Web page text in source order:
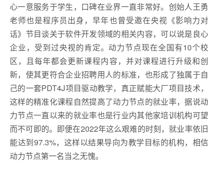
心一意服务于学生，口碑在业界一直非常好。创始人王勇
老师也是程序员出身，早年也曾受邀在央视《影响力对
话》节目谈关于软件开发领域的相关内容，可以说是良心
企业，受到过央视的肯定。动力节点现在全国有10个校
区，且每年都会更新课程内容，并对课程进行升级和创
新，使其更符合企业招聘用人的标准，也形成了独属于自
己的一套PDT4J项目驱动教学，真正赋能大厂项目技术，
这样的精准化课程自然提高了动力节点的就业率，据说动
力节点一直以来的就业率也是行业内其他家培训机构可望
而不可即的。即便在2022年这么艰难的时刻，就业率依旧
能达到97.3%，这样以结果导向为教学目标的机构，相信
动力节点第一名当之无愧。